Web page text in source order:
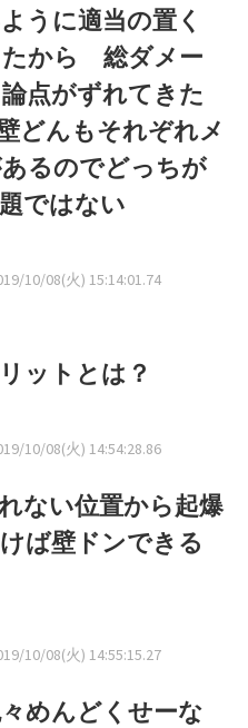
うに適当の置く
たから 総ダメー
点がずれてきた
どんもそれぞれメ
るのでどっちが
ではない
10/08(火) 15:14:01.74
ットとは？
10/08(火) 14:54:28.86
ない位置から起爆
ば壁ドンできる
10/08(火) 14:55:15.27
めんどくせーな